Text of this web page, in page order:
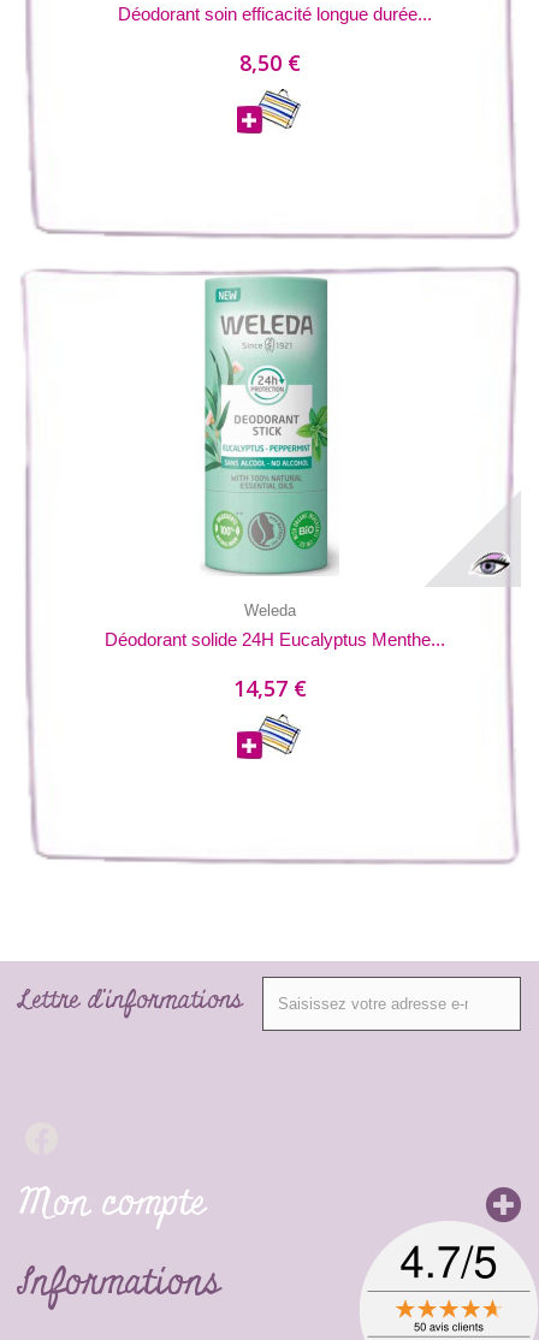
Déodorant soin efficacité longue durée...
8,50 €
Weleda
Déodorant solide 24H Eucalyptus Menthe...
14,57 €
Lettre d'informations
Mon compte
Informations